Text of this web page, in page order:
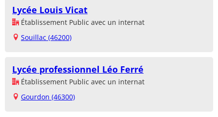
Lycée Louis Vicat
Établissement Public avec un internat
Souillac (46200)
Lycée professionnel Léo Ferré
Établissement Public avec un internat
Gourdon (46300)